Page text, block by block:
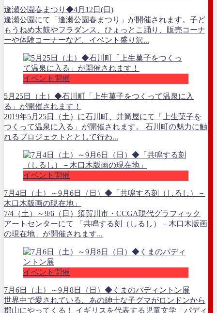
逢瀬公園春まつり◆4月12日(日)
逢瀬公園にて「逢瀬公園春まつり」が開催されます。子ど
もうねめ太鼓やフラダンス、ひょっとこ踊り、販売コーナ
ーや体験コーナーなど、イベント盛り沢...
イベント開催
5月25日（土）◆石川町「上生菓子をつくって温泉に入
る」が開催されます！
2019年5月25日（土）に石川町、井筒屋にて「上生菓子を
つくって温泉に入る」が開催されます。 石川町の魅力に触
れるプロジェクトととして行わ...
イベント開催
7月4日（土）～9月6日（日）◆「共鳴する刻（しるし）－
木口木版画の現在地」
7/4（土）～9/6（日）須賀川市・CCGA現代グラフィック
アートセンターにて 「共鳴する刻（しるし）－木口木版画
の現在地」が開催されます...
イベント開催
7月6日（土）～9月8日（日）◆くまのパディントン展
世界中で愛されている、あの紳士な子グマがロンドンから
郡山にやってくる！ イギリスを代表する児童文学「パディ